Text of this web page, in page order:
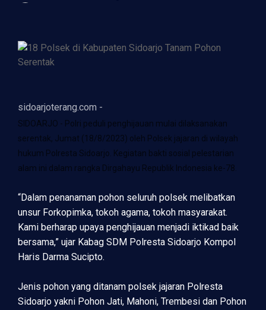
sidoarjoterang.com -
SIDOARJO - Polri peduli penghijauan mulai dilaksanakan
serentak, Jumat (18/8/2023) oleh Polsek jajaran di wilayah
hukum Polresta Sidoarjo. Kegiatan bakti sosial pelestarian
alam ini dalam rangka Dirgahayu Republik Indonesia ke-78.
“Dalam penanaman pohon seluruh polsek melibatkan
unsur Forkopimka, tokoh agama, tokoh masyarakat.
Kami berharap upaya penghijauan menjadi iktikad baik
bersama,” ujar Kabag SDM Polresta Sidoarjo Kompol
Haris Darma Sucipto.
Jenis pohon yang ditanam polsek jajaran Polresta
Sidoarjo yakni Pohon Jati, Mahoni, Trembesi dan Pohon